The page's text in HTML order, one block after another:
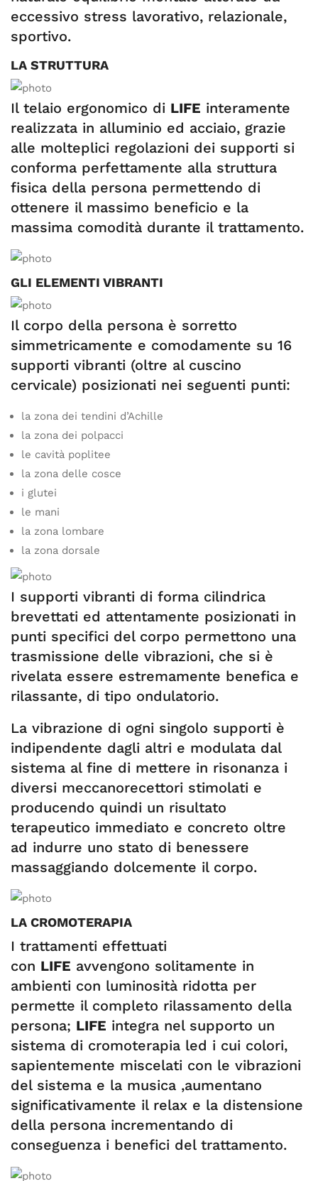
eccessivo stress lavorativo, relazionale,
sportivo.
LA STRUTTURA
Il telaio ergonomico di LIFE interamente
realizzata in alluminio ed acciaio, grazie
alle molteplici regolazioni dei supporti si
conforma perfettamente alla struttura
fisica della persona permettendo di
ottenere il massimo beneficio e la
massima comodità durante il trattamento.
GLI ELEMENTI VIBRANTI
Il corpo della persona è sorretto
simmetricamente e comodamente su 16
supporti vibranti (oltre al cuscino
cervicale) posizionati nei seguenti punti:
la zona dei tendini d’Achille
la zona dei polpacci
le cavità poplitee
la zona delle cosce
i glutei
le mani
la zona lombare
la zona dorsale
I supporti vibranti di forma cilindrica
brevettati ed attentamente posizionati in
punti specifici del corpo permettono una
trasmissione delle vibrazioni, che si è
rivelata essere estremamente benefica e
rilassante, di tipo ondulatorio.
La vibrazione di ogni singolo supporti è
indipendente dagli altri e modulata dal
sistema al fine di mettere in risonanza i
diversi meccanorecettori stimolati e
producendo quindi un risultato
terapeutico immediato e concreto oltre
ad indurre uno stato di benessere
massaggiando dolcemente il corpo.
LA CROMOTERAPIA
I trattamenti effettuati
con LIFE avvengono solitamente in
ambienti con luminosità ridotta per
permette il completo rilassamento della
persona; LIFE integra nel supporto un
sistema di cromoterapia led i cui colori,
sapientemente miscelati con le vibrazioni
del sistema e la musica ,aumentano
significativamente il relax e la distensione
della persona incrementando di
conseguenza i benefici del trattamento.